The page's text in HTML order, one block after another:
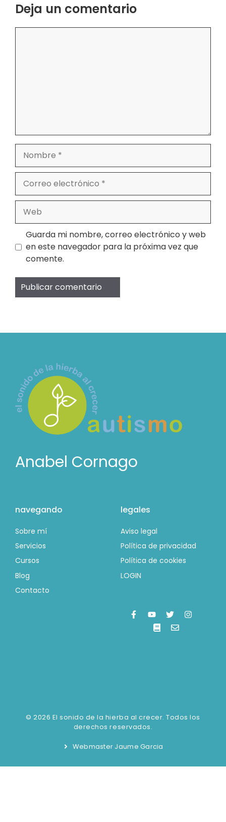
Deja un comentario
Nombre
electrónico
Guarda mi nombre, correo electrónico y web
en este navegador para la próxima vez que
comente.
Anabel Cornago
navegando
Sobre mí
Servicios
Cursos
Blog
Contacto
legales
Aviso legal
Política de privacidad
Política de cookies
LOGIN
© 2026 El sonido de la hierba al crecer. Todos los
derechos reservados.
Webmaster Jaume Garcia